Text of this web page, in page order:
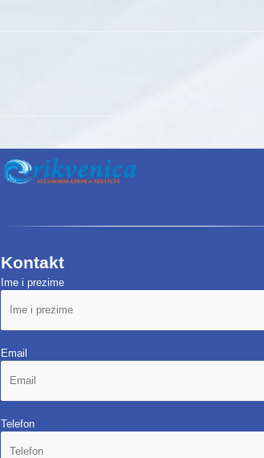
Kontakt
Ime i prezime
Email
Telefon